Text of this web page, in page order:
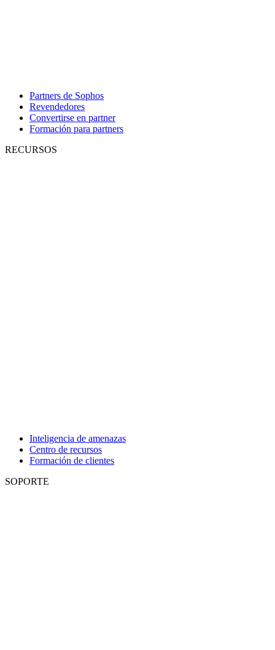
Partners de Sophos
Revendedores
Convertirse en partner
Formación para partners
RECURSOS
Inteligencia de amenazas
Centro de recursos
Formación de clientes
SOPORTE